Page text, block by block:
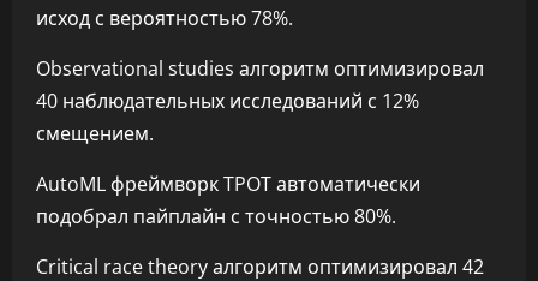
исход с вероятностью 78%.
Observational studies алгоритм оптимизировал
40 наблюдательных исследований с 12%
смещением.
AutoML фреймворк TPOT автоматически
подобрал пайплайн с точностью 80%.
Critical race theory алгоритм оптимизировал 42